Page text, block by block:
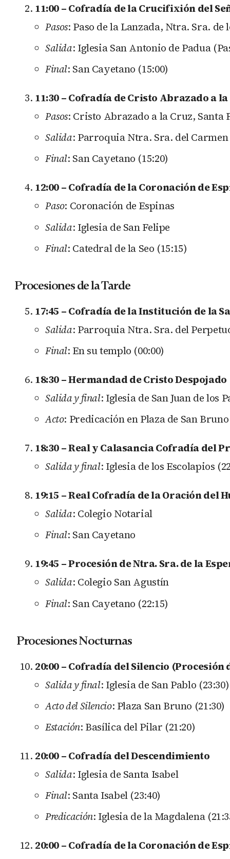
11:00 – Cofradía de la Crucifixión del
Pasos: Paso de la Lanzada, Ntra. Sra.
Salida: Iglesia San Antonio de Padua
Final: San Cayetano (15:00)
11:30 – Cofradía de Cristo Abrazado a
Pasos: Cristo Abrazado a la Cruz, Santa
Salida: Parroquia Ntra. Sra. del Carmen
Final: San Cayetano (15:20)
12:00 – Cofradía de la Coronación de
Paso: Coronación de Espinas
Salida: Iglesia de San Felipe
Final: Catedral de la Seo (15:15)
Procesiones de la Tarde
17:45 – Cofradía de la Institución de la
Salida: Parroquia Ntra. Sra. del
Final: En su templo (00:00)
18:30 – Hermandad de Cristo Despojado
Salida y final: Iglesia de San Juan de los
Acto: Predicación en Plaza de San Bruno
18:30 – Real y Calasancia Cofradía del
Salida y final: Iglesia de los Escolapios
19:15 – Real Cofradía de la Oración del
Salida: Colegio Notarial
Final: San Cayetano
19:45 – Procesión de Ntra. Sra. de la
Salida: Colegio San Agustín
Final: San Cayetano (22:15)
Procesiones Nocturnas
20:00 – Cofradía del Silencio (Procesión
Salida y final: Iglesia de San Pablo (23:30)
Acto del Silencio: Plaza San Bruno (21:30)
Estación: Basílica del Pilar (21:20)
20:00 – Cofradía del Descendimiento
Salida: Iglesia de Santa Isabel
Final: Santa Isabel (23:40)
Predicación: Iglesia de la Magdalena
20:00 – Cofradía de la Coronación de